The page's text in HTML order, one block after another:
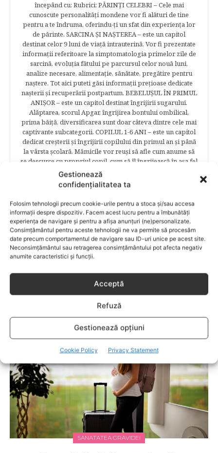
Gestionează
confidențialitatea ta
Folosim tehnologii precum cookie-urile pentru a stoca și/sau accesa
informații despre dispozitiv. Facem acest lucru pentru a îmbunătăți
experiența de navigare și pentru a afișa anunțuri (ne)personalizate.
Consimțământul pentru aceste tehnologii ne va permite să procesăm
date precum comportamentul de navigare sau ID-uri unice pe acest site.
Neconsimțământul sau retragerea consimțământului pot afecta negativ
anumite caracteristici și funcții.
Acceptă
Refuză
Gestionează opțiuni
Cookie Policy Privacy Statement
începând cu: Rubrici: PĂRINŢI CELEBRI – Cele mai
cunoscute personalităţi mondene vor fi alături de tine
pentru a te îndruma, oferindu-ţi un sfat din experienţa lor
de părinte. SARCINA ŞI NAŞTEREA – este un capitol
destinat celor 9 luni de viaţă intrauterină. Vor fi prezentate
informaţii referitoare la simptomatologia primelor zile de
sarcină, evoluţia fătului pe parcursul celor nouă luni,
analize necesare, alimentaţie, sănătate, pregătire pentru
naştere. Tot aici puteti găsi informaţii preţioase dedicate
naşterii şi recuperării postpartum. BEBELUŞUL ÎN PRIMUL
ANIŞOR – este un capitol destinat îngrijirii sugarului.
Alăptarea, scorul Apgar, îngrijirea bontului ombilical,
prima băiţă, diversificarea sunt doar câteva dintre cele mai
captivante subcategorii. COPILUL 1-6 ANI – este un capitol
dedicat creşterii şi îngrijirii copilului din primul an şi până
la vârsta şcolară. Mămicile vor reuşi să afle cum anume să
se descurce cu propriul copil, cum să îl îngrijească în aşa fel
încât să crească perfect sănătos. EDUCAŢIE – este un capitol
captivant în care poţi afla cum să îţi educi copilul în aşa fel
încât să poţi obţine performanţe şcolare sigure. FAMILIA –
este un capitol destinat vieţii de familie ce conţine o serie
întreagă de sfaturi eficiente. COPII TALENTAŢI – este un
capitol fascinant dedicat copiilor valoroși ai țării. ÎNVAŢĂ
SĂ PREVII! –sunt prezentate soluţii de prevenire a
anumitor probleme de sănătate ce pot afecta atât viaţa
copiilor, cât şi pe cea a părinţilor.
SANATATEA GRAVIDEI